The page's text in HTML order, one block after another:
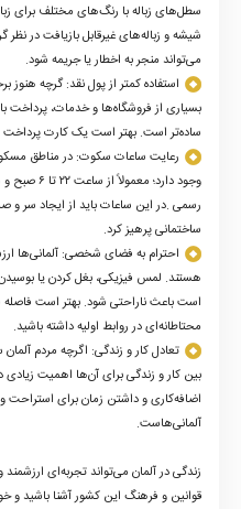
سطل‌های زباله با رنگ‌های مختلف برای
شیشه و زباله‌های غیرقابل بازیافت در
می‌تواند منجر به اخطار یا جریمه شود.
استفاده کمتر از پول نقد: گرچه هنوز
بسیاری از فروشگاه‌ها و خدمات، پرداخت
ساده‌تر است. بهتر است یک کارت پرداخت
رعایت ساعات سکوت: در مناطق
وجود
رسمی .در این ساعات باید از ایجاد سر و
ساختمانی پرهیز کرد.
احترام به فضای شخصی: آلمانی‌ها
هستند. لمس فیزیکی، بغل کردن یا
است باعث ناراحتی شود. بهتر است فاصله
محتاطانه‌ای در روابط اولیه داشته باشید.
تعادل کار و زندگی: اگرچه مردم
بین کار و زندگی برای آن‌ها اهمیت
اضافه‌کاری و داشتن زمان برای
آلمانی‌هاست.
زندگی در آلمان می‌تواند تجربه‌ای
قوانین و فرهنگ این کشور آشنا باشید و